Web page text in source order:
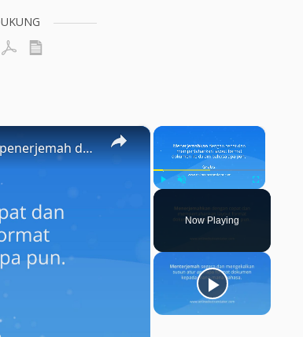
×
Fullscreen
Now Playing
×
Doc Translator: Bagaimana cara menggunakan penerjemah dokumen?